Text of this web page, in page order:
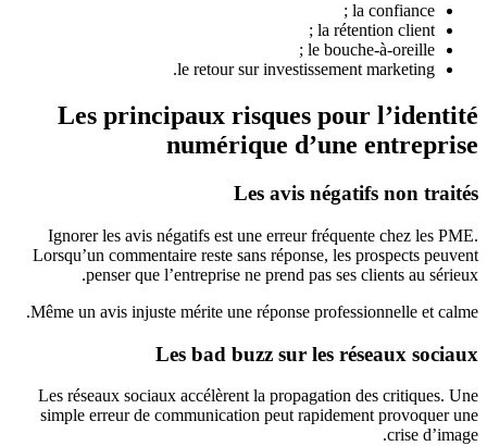
la confiance ;
la rétention client ;
le bouche-à-oreille ;
le retour sur investissement marketing.
Les principaux risques pour l’identité
numérique d’une entreprise
Les avis négatifs non traités
Ignorer les avis négatifs est une erreur fréquente chez les PME.
Lorsqu’un commentaire reste sans réponse, les prospects peuvent
penser que l’entreprise ne prend pas ses clients au sérieux.
Même un avis injuste mérite une réponse professionnelle et calme.
Les bad buzz sur les réseaux sociaux
Les réseaux sociaux accélèrent la propagation des critiques. Une
simple erreur de communication peut rapidement provoquer une
crise d’image.